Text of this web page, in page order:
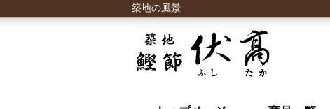
築地の風景